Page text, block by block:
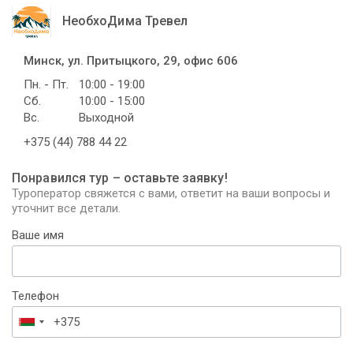
НеобхоДима Тревел
Минск, ул. Притыцкого, 29, офис 606
Пн. - Пт.
10:00 - 19:00
Сб.
10:00 - 15:00
Вс.
Выходной
+375 (44) 788 44 22
Понравился тур – оставьте заявку!
Туроператор свяжется с вами, ответит на ваши вопросы и
уточнит все детали.
Ваше имя
Телефон
Беларусь
+375